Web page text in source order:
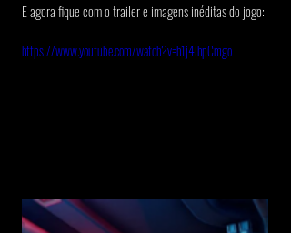
E agora fique com o trailer e imagens inéditas do jogo:
https://www.youtube.com/watch?v=h1j4lhpCmgo